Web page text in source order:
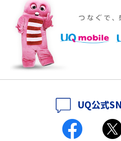
iPhone 16eとiPhone 14を徹底比較！スペ
iPhone 16シリーズのモデルを比較！価格
iPhone 16とiPhone 15の違いは？カメラ・
スマホが高い理由は？購入費用を抑える
UQ公式